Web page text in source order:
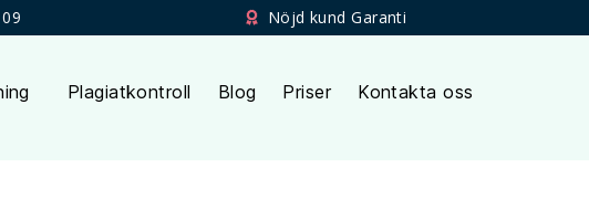
Nöjd kund Garanti
Plagiatkontroll Blog Priser Kontakta oss